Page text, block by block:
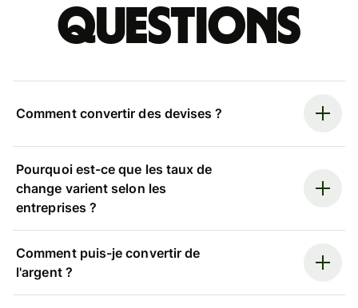
questions
Comment convertir des devises ?
Pourquoi est-ce que les taux de
change varient selon les
entreprises ?
Comment puis-je convertir de
l'argent ?